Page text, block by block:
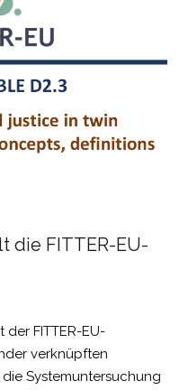
die FITTER-EU-
FITTER-EU-
verknüpften
Systemuntersuchung